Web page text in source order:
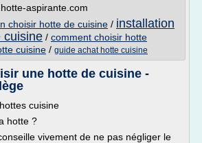
aspirante.com
choisir hotte de cuisine / installation
cuisine / comment choisir hotte
cuisine / guide achat hotte cuisine
une hotte de cuisine -
cuisine
hotte ?
vivement de ne pas négliger le